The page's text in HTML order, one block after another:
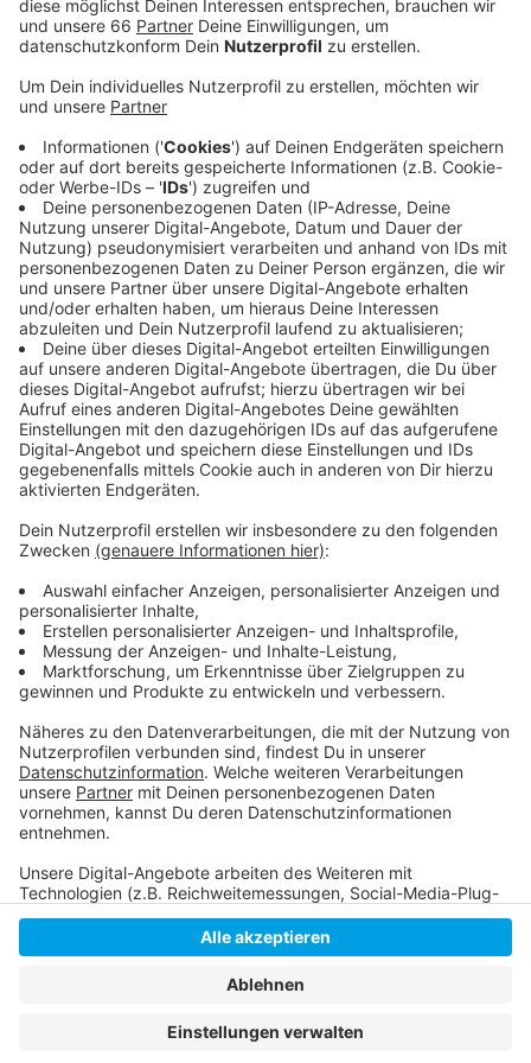
eingereicht.
Veröffentlicht:Freitag, 06.11.2020 13:50
Anzeige
Konkret geht es um fünf verkaufsoffene Sonntage,
die durch das Land NRW bereits genehmigt wurden.
Von der Gewerkschaft heißt es, dass die
Sonntagsöffnungen nicht zu einer Entzerrung, sondern
zu einer Konzentration auf das Wochenende führen
würden. Dies sei laut Verdi verantwortungslos. Der
Handelsverband reagiert auf die Klage enttäuscht.
Hier argumentiert man, dass eine Entzerrung der
Besucherströme sowohl die Beschäftigten als auch
die Kunden schützen würde. Wann über die Klage
entschieden wird ist noch unklar.
Weitere Infos und Links zum Thema:
Das sagt die Gewerkschaft Verdi!
Das sagt der Handelsverband NRW!
Anzeige